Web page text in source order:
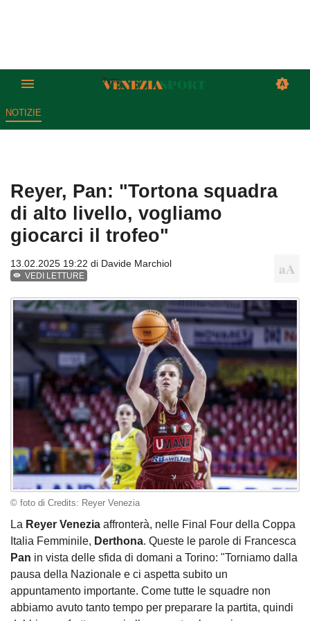
NOTIZIE
Reyer, Pan: "Tortona squadra
di alto livello, vogliamo
giocarci il trofeo"
13.02.2025 19:22 di Davide Marchiol
VEDI LETTURE
© foto di Credits: Reyer Venezia
La Reyer Venezia affronterà, nelle Final Four della Coppa
Italia Femminile, Derthona. Queste le parole di Francesca
Pan in vista delle sfida di domani a Torino: "Torniamo dalla
pausa della Nazionale e ci aspetta subito un
appuntamento importante. Come tutte le squadre non
abbiamo avuto tanto tempo per preparare la partita, quindi